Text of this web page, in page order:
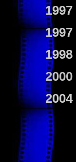
1997
1997
1998
2000
2004